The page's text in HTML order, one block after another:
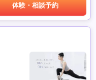
体験・相談予約